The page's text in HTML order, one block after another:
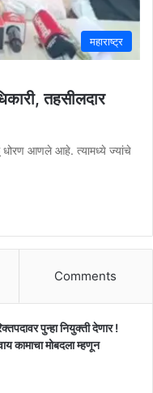
महाराष्ट्र
तहसीलदार
आणले आहे. त्यामध्ये ज्यांचे
Comments
पुन्हा नियुक्ती देणार !
कामाचा मोबदला म्हणून